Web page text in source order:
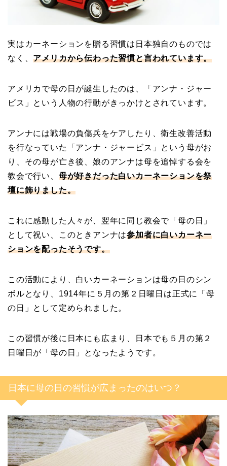
実はカーネーションを贈る習慣は日本独自のものでは
なく、アメリカから伝わった習慣と言われています。
アメリカで母の日が誕生したのは、「アンナ・ジャー
ビス」という人物の行動がきっかけとされています。
アンナには戦場の負傷兵をケアしたり、衛生改善活動
を行なっていた「アンナ・ジャービス」という母がお
り、その母が亡き後、娘のアンナは母を追悼する会を
教会で行い、 母が好きだった白いカーネーションを祭
壇に飾りました。
これに感動した人々が、翌年に同じ教会で「母の日」
として祝い、このときアンナは参加者に白いカーネー
ションを配ったそうです。
この活動により、白いカーネーションは母の日のシン
ボルとなり、1914年に５月の第２日曜日は正式に「母
の日」として定められました。
この習慣が後に日本にも広まり、日本でも５月の第２
日曜日が「母の日」となったようです。
日本に母の日の習慣が広まったのはいつ？